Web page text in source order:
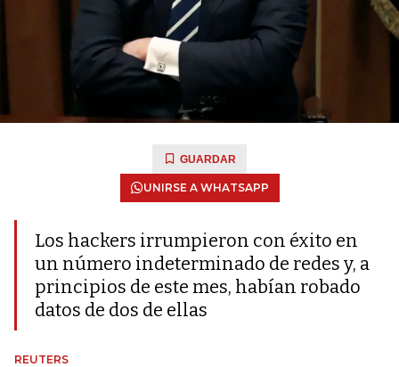
GUARDAR
UNIRSE A WHATSAPP
Los hackers irrumpieron con éxito en
un número indeterminado de redes y, a
principios de este mes, habían robado
datos de dos de ellas
REUTERS